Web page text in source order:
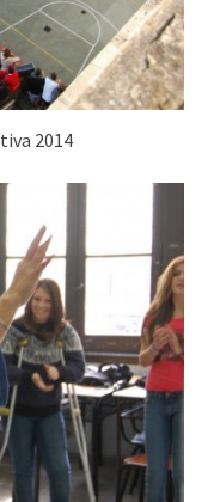
2014